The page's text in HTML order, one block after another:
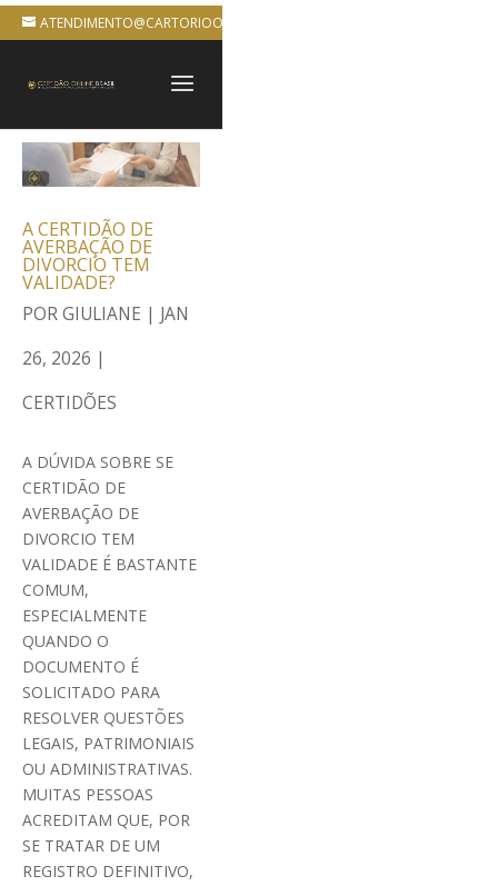
ATENDIMENTO@CARTORIOONLINEBRASIL.COM.BR
A CERTIDÃO DE
AVERBAÇÃO DE
DIVORCIO TEM
VALIDADE?
PORGIULIANE | JAN
26, 2026 |
CERTIDÕES
A DÚVIDA SOBRE SE
CERTIDÃO DE
AVERBAÇÃO DE
DIVORCIO TEM
VALIDADE É BASTANTE
COMUM,
ESPECIALMENTE
QUANDO O
DOCUMENTO É
SOLICITADO PARA
RESOLVER QUESTÕES
LEGAIS, PATRIMONIAIS
OU ADMINISTRATIVAS.
MUITAS PESSOAS
ACREDITAM QUE, POR
SE TRATAR DE UM
REGISTRO DEFINITIVO,